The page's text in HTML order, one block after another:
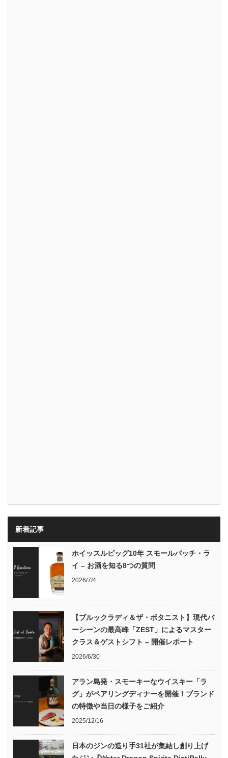
新着記事
ホイッスルピッグ10年 スモールバッチ・ラ
イ – お酒を知る8つの質問
2026/7/4
【ブルックラディ＆ザ・ボタニスト】現代バ
ーシーンの最高峰「ZEST」によるマスター
クラス＆ゲストシフト – 開催レポート
2026/6/30
アラン島発・スモーキーなウイスキー「ラ
グ」がペアリングディナーを開催！ブランド
の特徴や当日の様子をご紹介
2025/12/16
日本のジンの造り手31社が集結し創り上げ